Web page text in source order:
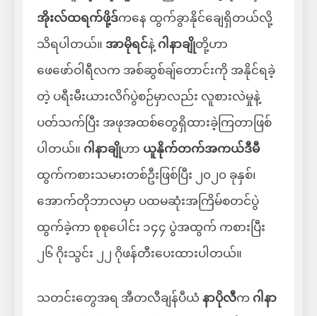
အိုးလ်ထရက်ဖို့ဒ်ကနေ ထွက်ခွာနိုင်ချေရှိတယ်လို့
သိရပါတယ်။ အာမိုရင်နဲ့ ဂါနာချိုတို့ဟာ
ဖေဖော်ဝါရီလက အစ်ဆွစ်ချ်တောင်းကို အနိုင်ရခဲ့
တဲ့ ပရီးမီးယားလိဂ်ပွဲစဉ်မှာလည်း လူစားလဲမှုနဲ့
ပတ်သက်ပြီး အဖုအထစ်တွေရှိထားခဲ့ကြတာဖြစ်
ပါတယ်။ ဂါနာချိုဟာ ယူနိုက်တက်အကယ်ဒီမီ
ထွက်ကစားသမားတစ်ဦးဖြစ်ပြီး ၂၀၂၀ ခုနှစ်၊
အောက်တိုဘာလမှာ ပထမဆုံးအကြိမ်စတင်ပွဲ
ထွက်ခဲ့ကာ စုစုပေါင်း ၁၄၄ ပွဲအထွက် ကစားပြီး
၂၆ ဂိုးသွင်း ၂၂ ဂိုဖန်တီးပေးထားပါတယ်။
သတင်းတွေအရ အီတလီချန်ပီယံ နာပိုလီက ဂါနာ